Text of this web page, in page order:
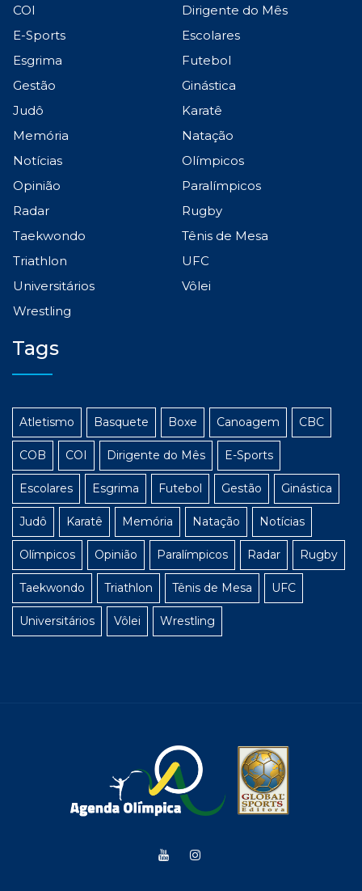
COI
Dirigente do Mês
E-Sports
Escolares
Esgrima
Futebol
Gestão
Ginástica
Judô
Karatê
Memória
Natação
Notícias
Olímpicos
Opinião
Paralímpicos
Radar
Rugby
Taekwondo
Tênis de Mesa
Triathlon
UFC
Universitários
Vôlei
Wrestling
Tags
Atletismo Basquete Boxe Canoagem CBC
COB COI Dirigente do Mês E-Sports
Escolares Esgrima Futebol Gestão Ginástica
Judô Karatê Memória Natação Notícias
Olímpicos Opinião Paralímpicos Radar Rugby
Taekwondo Triathlon Tênis de Mesa UFC
Universitários Vôlei Wrestling